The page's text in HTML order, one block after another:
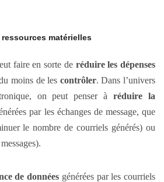
matérielles
faire en sorte de réduire les dépenses
moins de les contrôler. Dans l’univers
on peut penser àréduire la
par les échanges de message, que
le nombre de courriels générés) ou
de données générées par les courriels